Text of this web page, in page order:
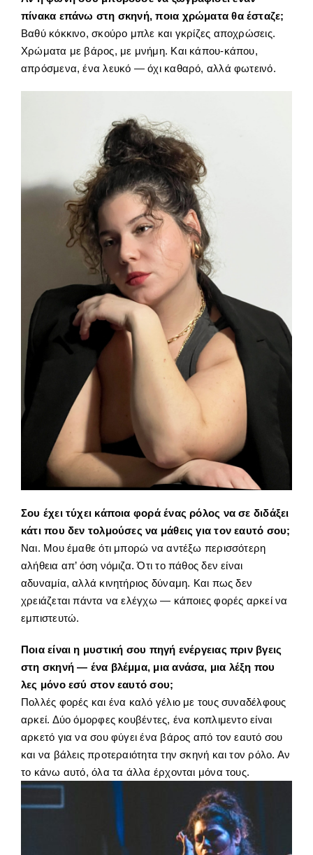
πίνακα επάνω στη σκηνή, ποια χρώματα θα έσταζε;
Βαθύ κόκκινο, σκούρο μπλε και γκρίζες αποχρώσεις.
Χρώματα με βάρος, με μνήμη. Και κάπου-κάπου,
απρόσμενα, ένα λευκό — όχι καθαρό, αλλά φωτεινό.
Σου έχει τύχει κάποια φορά ένας ρόλος να σε διδάξει
κάτι που δεν τολμούσες να μάθεις για τον εαυτό σου;
Ναι. Μου έμαθε ότι μπορώ να αντέξω περισσότερη
αλήθεια απ’ όση νόμιζα. Ότι το πάθος δεν είναι
αδυναμία, αλλά κινητήριος δύναμη. Και πως δεν
χρειάζεται πάντα να ελέγχω — κάποιες φορές αρκεί να
εμπιστευτώ.
Ποια είναι η μυστική σου πηγή ενέργειας πριν βγεις
στη σκηνή — ένα βλέμμα, μια ανάσα, μια λέξη που
λες μόνο εσύ στον εαυτό σου;
Πολλές φορές και ένα καλό γέλιο με τους συναδέλφους
αρκεί. Δύο όμορφες κουβέντες, ένα κοπλιμεντο είναι
αρκετό για να σου φύγει ένα βάρος από τον εαυτό σου
και να βάλεις προτεραιότητα την σκηνή και τον ρόλο. Αν
το κάνω αυτό, όλα τα άλλα έρχονται μόνα τους.